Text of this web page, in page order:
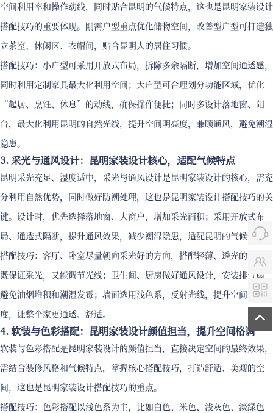
空间利用率和操作动线，同时贴合昆明的气候特点，这也是昆明家装设计
搭配技巧的重要体现。刚需户型重点优化储物空间，改善型户型可打造独
立茶室、休闲区、衣帽间，贴合昆明人的居住习惯。
搭配技巧：小户型可采用开放式布局，拆除多余隔断，增加空间通透感，
同时利用定制家具最大化利用空间；大户型可合理划分功能区域，优化
“起居、烹饪、休息”的动线，确保操作便捷；同时多设计落地窗、阳
台，最大化利用昆明的自然光线，提升空间明亮度，兼顾通风，避免潮湿
隐患。
3. 采光与通风设计：昆明家装设计核心，适配气候特点
昆明采光充足、湿度适中，采光与通风设计是昆明家装设计的核心，需充
分利用自然优势，同时做好防潮处理，这也是昆明家装设计搭配技巧的关
键。设计时，优先选择落地窗、大窗户，增加采光面积；采用开放式布
局、通透式隔断，提升通风效果，减少潮湿隐患，适配昆明的气候特点。
搭配技巧：客厅、卧室尽量朝向采光好的方向，搭配轻薄、透光的窗帘，
既保证采光，又能调节光线；卫生间、厨房做好通风设计，安装排气扇，
避免油烟堆积和潮湿发霉；墙面选用浅色系，反射光线，提升空间明亮
度，让整个家更通透、舒适。
4. 软装与色彩搭配：昆明家装设计颜值担当，提升空间格调
软装与色彩搭配是昆明家装设计的颜值担当，直接决定空间的最终效果，
需结合装修风格和气候特点，掌握核心搭配技巧，打造舒适、美观的空
间，这也是昆明家装设计搭配技巧的重点。
搭配技巧：色彩搭配以浅色系为主，比如白色、米色、浅灰色、淡绿色